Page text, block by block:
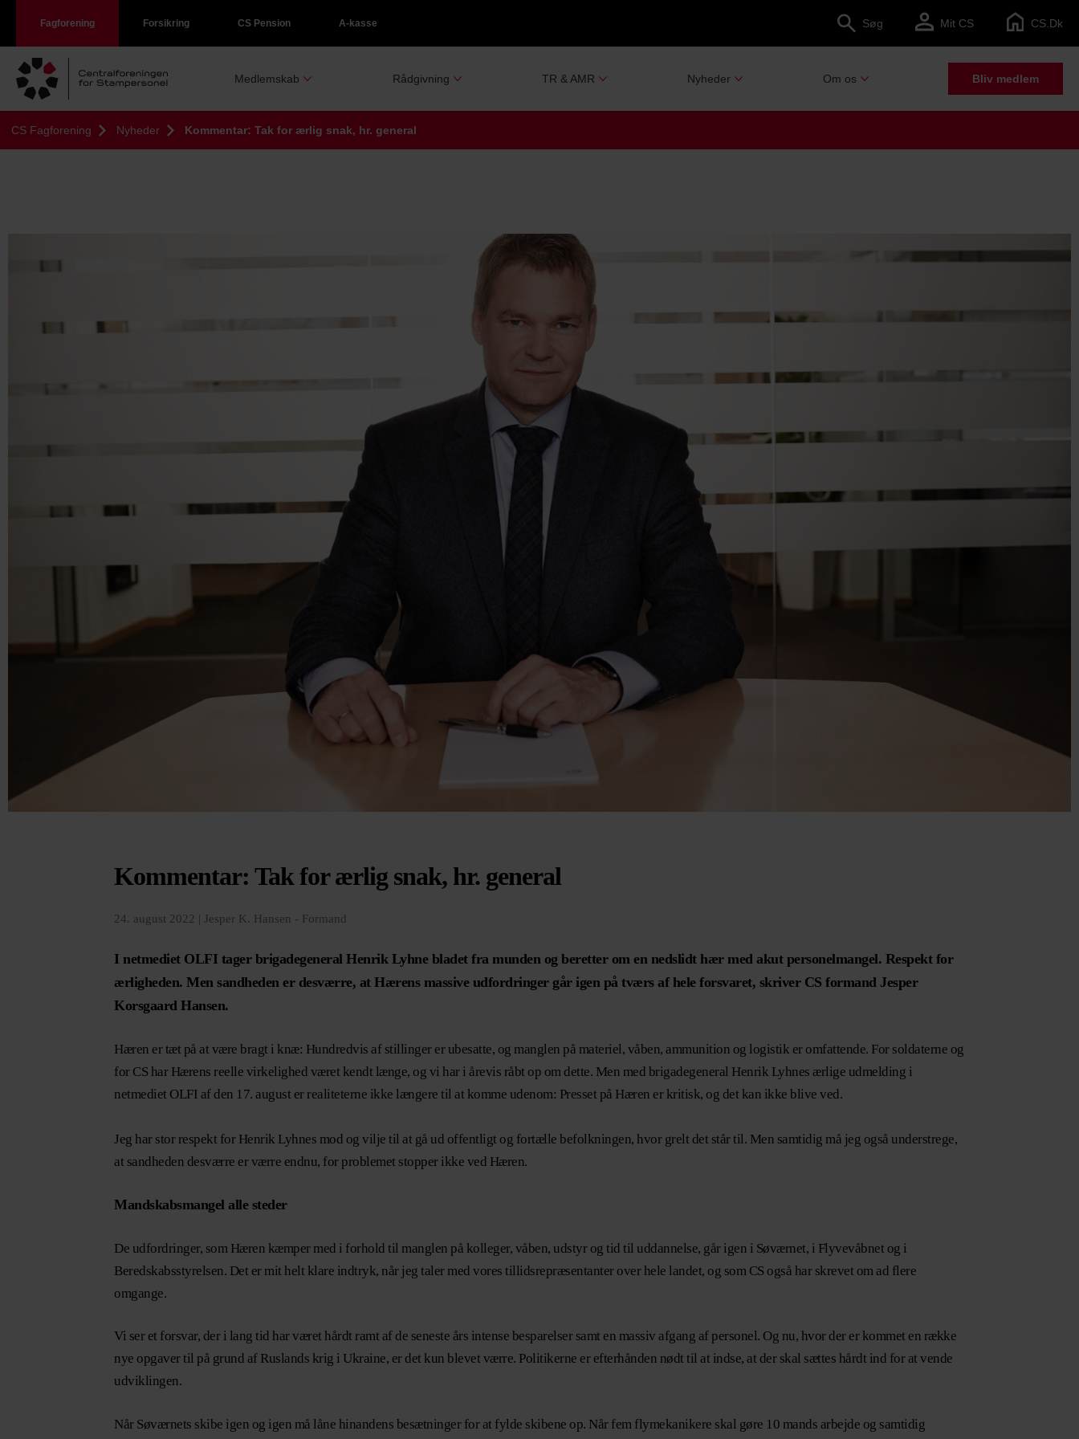
Fagforening Forsikring CS Pension A-kasse Søg Mit CS CS.dk
Medlemskab Rådgivning TR & AMR Nyheder Om os Bliv medlem
CS Fagforening Nyheder Kommentar: Tak for ærlig snak, hr. general
Kommentar: Tak for ærlig snak, hr. general
24. august 2022 | Jesper K. Hansen - Formand
I netmediet OLFI tager brigadegeneral Henrik Lyhne bladet fra munden og beretter om en nedslidt hær med akut personelmangel. Respekt for
ærligheden. Men sandheden er desværre, at Hærens massive udfordringer går igen på tværs af hele forsvaret, skriver CS formand Jesper
Korsgaard Hansen.
Hæren er tæt på at være bragt i knæ: Hundredvis af stillinger er ubesatte, og manglen på materiel, våben, ammunition og logistik er omfattende. For soldaterne og
for CS har Hærens reelle virkelighed været kendt længe, og vi har i årevis råbt op om dette. Men med brigadegeneral Henrik Lyhnes ærlige udmelding i
netmediet OLFI af den 17. august er realiteterne ikke længere til at komme udenom: Presset på Hæren er kritisk, og det kan ikke blive ved.
Jeg har stor respekt for Henrik Lyhnes mod og vilje til at gå ud offentligt og fortælle befolkningen, hvor grelt det står til. Men samtidig må jeg også understrege,
at sandheden desværre er værre endnu, for problemet stopper ikke ved Hæren.
Mandskabsmangel alle steder
De udfordringer, som Hæren kæmper med i forhold til manglen på kolleger, våben, udstyr og tid til uddannelse, går igen i Søværnet, i Flyvevåbnet og i
Beredskabsstyrelsen. Det er mit helt klare indtryk, når jeg taler med vores tillidsrepræsentanter over hele landet, og som CS også har skrevet om ad flere
omgange.
Vi ser et forsvar, der i lang tid har været hårdt ramt af de seneste års intense besparelser samt en massiv afgang af personel. Og nu, hvor der er kommet en række
nye opgaver til på grund af Ruslands krig i Ukraine, er det kun blevet værre. Politikerne er efterhånden nødt til at indse, at der skal sættes hårdt ind for at vende
udviklingen.
Når Søværnets skibe igen og igen må låne hinandens besætninger for at fylde skibene op. Når fem flymekanikere skal gøre 10 mands arbejde og samtidig